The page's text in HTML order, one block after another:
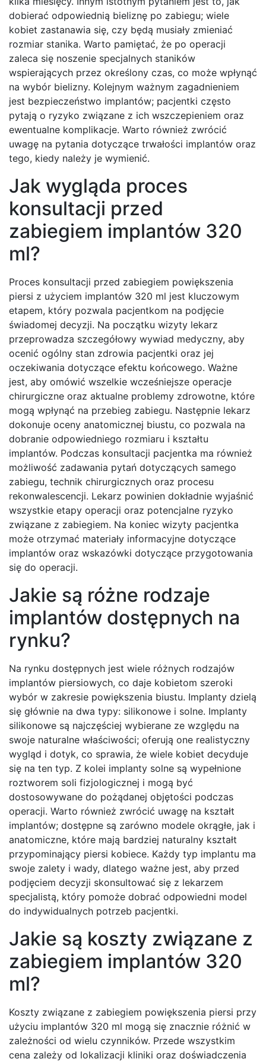
dobierać odpowiednią bieliznę po zabiegu; wiele
kobiet zastanawia się, czy będą musiały zmieniać
rozmiar stanika. Warto pamiętać, że po operacji
zaleca się noszenie specjalnych staników
wspierających przez określony czas, co może wpłynąć
na wybór bielizny. Kolejnym ważnym zagadnieniem
jest bezpieczeństwo implantów; pacjentki często
pytają o ryzyko związane z ich wszczepieniem oraz
ewentualne komplikacje. Warto również zwrócić
uwagę na pytania dotyczące trwałości implantów oraz
tego, kiedy należy je wymienić.
Jak wygląda proces
konsultacji przed
zabiegiem implantów 320
ml?
Proces konsultacji przed zabiegiem powiększenia
piersi z użyciem implantów 320 ml jest kluczowym
etapem, który pozwala pacjentkom na podjęcie
świadomej decyzji. Na początku wizyty lekarz
przeprowadza szczegółowy wywiad medyczny, aby
ocenić ogólny stan zdrowia pacjentki oraz jej
oczekiwania dotyczące efektu końcowego. Ważne
jest, aby omówić wszelkie wcześniejsze operacje
chirurgiczne oraz aktualne problemy zdrowotne, które
mogą wpłynąć na przebieg zabiegu. Następnie lekarz
dokonuje oceny anatomicznej biustu, co pozwala na
dobranie odpowiedniego rozmiaru i kształtu
implantów. Podczas konsultacji pacjentka ma również
możliwość zadawania pytań dotyczących samego
zabiegu, technik chirurgicznych oraz procesu
rekonwalescencji. Lekarz powinien dokładnie wyjaśnić
wszystkie etapy operacji oraz potencjalne ryzyko
związane z zabiegiem. Na koniec wizyty pacjentka
może otrzymać materiały informacyjne dotyczące
implantów oraz wskazówki dotyczące przygotowania
się do operacji.
Jakie są różne rodzaje
implantów dostępnych na
rynku?
Na rynku dostępnych jest wiele różnych rodzajów
implantów piersiowych, co daje kobietom szeroki
wybór w zakresie powiększenia biustu. Implanty dzielą
się głównie na dwa typy: silikonowe i solne. Implanty
silikonowe są najczęściej wybierane ze względu na
swoje naturalne właściwości; oferują one realistyczny
wygląd i dotyk, co sprawia, że wiele kobiet decyduje
się na ten typ. Z kolei implanty solne są wypełnione
roztworem soli fizjologicznej i mogą być
dostosowywane do pożądanej objętości podczas
operacji. Warto również zwrócić uwagę na kształt
implantów; dostępne są zarówno modele okrągłe, jak i
anatomiczne, które mają bardziej naturalny kształt
przypominający piersi kobiece. Każdy typ implantu ma
swoje zalety i wady, dlatego ważne jest, aby przed
podjęciem decyzji skonsultować się z lekarzem
specjalistą, który pomoże dobrać odpowiedni model
do indywidualnych potrzeb pacjentki.
Jakie są koszty związane z
zabiegiem implantów 320
ml?
Koszty związane z zabiegiem powiększenia piersi przy
użyciu implantów 320 ml mogą się znacznie różnić w
zależności od wielu czynników. Przede wszystkim
cena zależy od lokalizacji kliniki oraz doświadczenia